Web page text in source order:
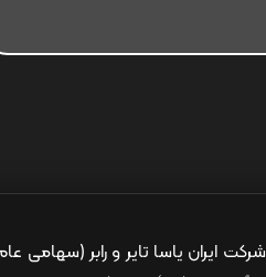
شرکت ایران یاسا تایر و رابر (سهامی